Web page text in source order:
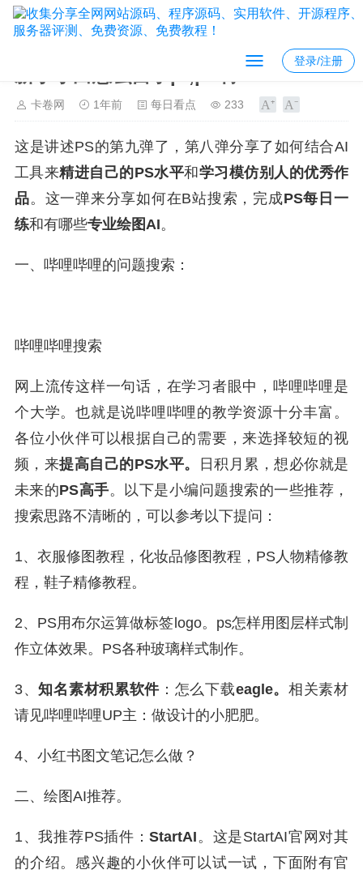
登录/注册
卡卷网 1年前 每日看点 233
这是讲述PS的第九弹了，第八弹分享了如何结合AI
工具来精进自己的PS水平和学习模仿别人的优秀作
品。这一弹来分享如何在B站搜索，完成PS每日一
练和有哪些专业绘图AI。
一、哔哩哔哩的问题搜索：
哔哩哔哩搜索
网上流传这样一句话，在学习者眼中，哔哩哔哩是
个大学。也就是说哔哩哔哩的教学资源十分丰富。
各位小伙伴可以根据自己的需要，来选择较短的视
频，来提高自己的PS水平。
日积月累，想必你就是
未来的PS高手。以下是小编问题搜索的一些推荐，
搜索思路不清晰的，可以参考以下提问：
1、衣服修图教程，化妆品修图教程，PS人物精修教
程，鞋子精修教程。
2、PS用布尔运算做标签logo。ps怎样用图层样式制
作立体效果。PS各种玻璃样式制作。
3、知名素材积累软件 ：怎么下载eagle。 相关素材
请见哔哩哔哩UP主：做设计的小肥肥。
4、小红书图文笔记怎么做？
二、绘图AI推荐。
1、我推荐PS插件：StartAI。这是StartAI官网对其
的介绍。感兴趣的小伙伴可以试一试，下面附有官